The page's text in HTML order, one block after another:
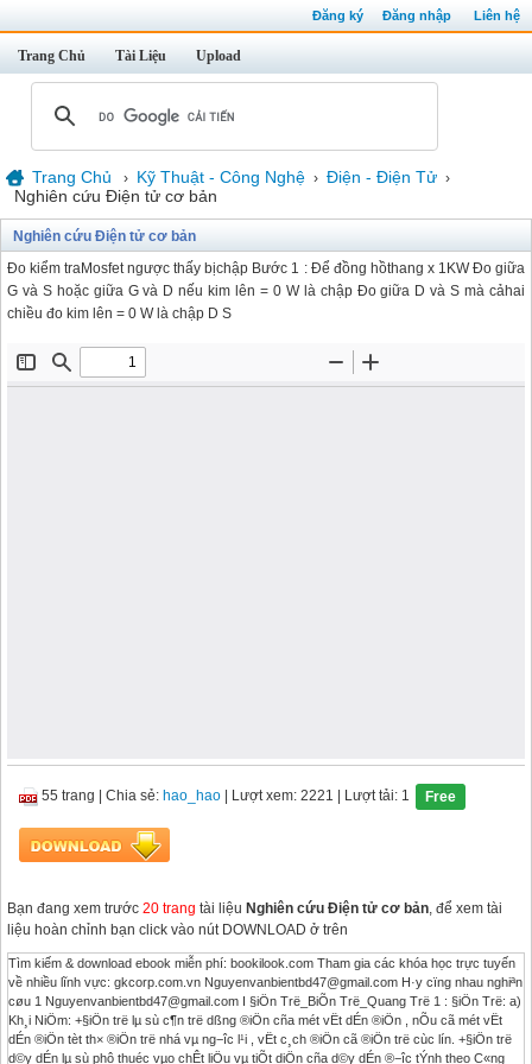
Đăng ký Đăng nhập Liên hệ
Trang Chủ Tài Liệu Upload
Trang Chủ › Kỹ Thuật - Công Nghệ › Điện - Điện Tử ›
Nghiên cứu Điện tử cơ bản
Nghiên cứu Điện tử cơ bản
Đo kiểm traMosfet ngược thấy bịchập Bước 1 : Để đồng hồthang x 1KW Đo giữa
G và S hoặc giữa G và D nếu kim lên = 0 W là chập Đo giữa D và S mà cảhai
chiều đo kim lên = 0 W là chập D S
55 trang Chia sẻ: hao_hao | Lượt xem: 2221 | Lượt tải: 1 Free
Bạn đang xem trước 20 trang tài liệu Nghiên cứu Điện tử cơ bản, để xem tài
liệu hoàn chỉnh bạn click vào nút DOWNLOAD ở trên
Tìm kiếm & download ebook miễn phí: bookilook.com Tham gia các khóa học trực tuyến
về nhiều lĩnh vực: gkcorp.com.vn Nguyenvanbientbd47@gmail.com H·y cïng nhau nghiªn
cøu 1 Nguyenvanbientbd47@gmail.com I §iÖn Trë_BiÕn Trë_Quang Trë 1 : §iÖn Trë: a)
Kh¸i NiÖm: +§iÖn trë lµ sù c¶n trë dßng ®iÖn cña mét vËt dÉn ®iÖn , nÕu cã mét vËt
dÉn ®iÖn tèt th× ®iÖn trë nhá vµ ng−îc l¹i , vËt c¸ch ®iÖn cã ®iÖn trë cùc lín. +§iÖn trë
d©y dÉn lµ sù phô thuéc vµo chÊt liÖu vµ tiÕt diÖn cña d©y dÉn ®−îc tÝnh theo C«ng